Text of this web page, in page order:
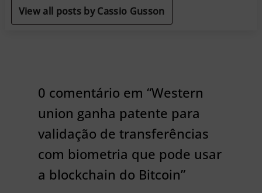
View all posts by Cassio Gusson
0 comentário em “Western
union ganha patente para
validação de transferências
com biometria que pode usar
a blockchain do Bitcoin”